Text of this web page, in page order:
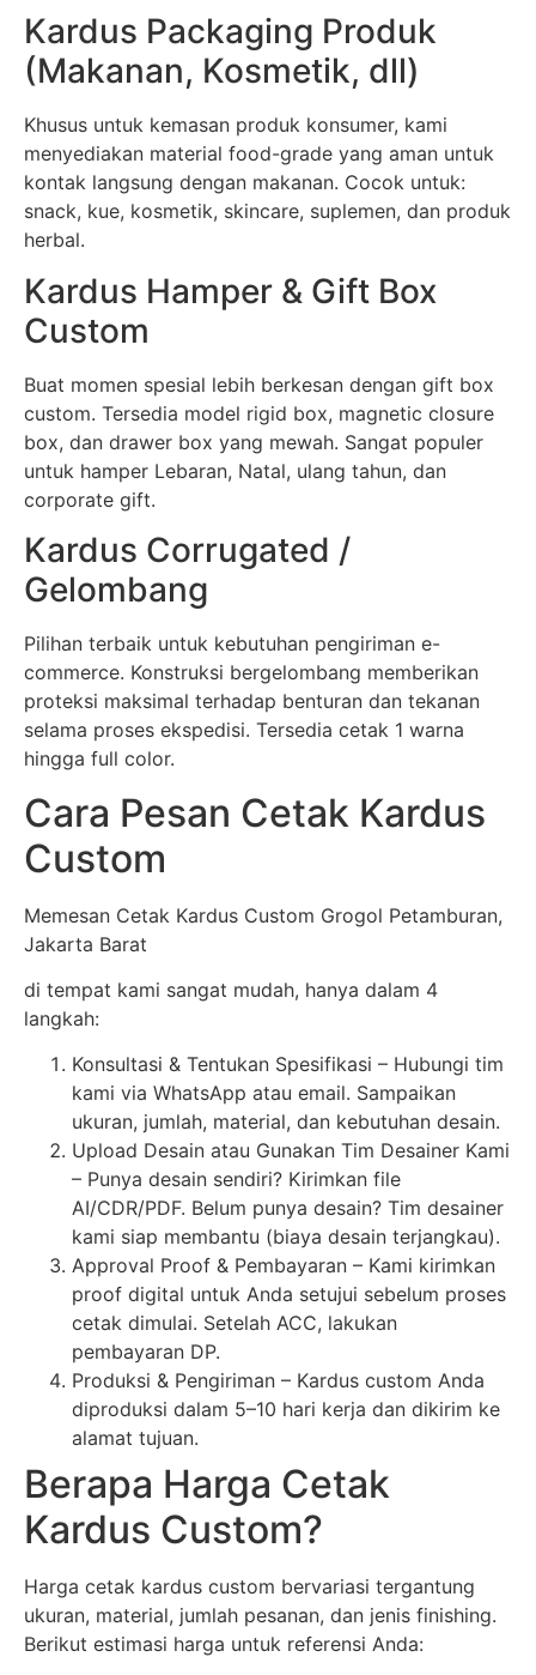
Kardus Packaging Produk
(Makanan, Kosmetik, dll)
Khusus untuk kemasan produk konsumer, kami
menyediakan material food-grade yang aman untuk
kontak langsung dengan makanan. Cocok untuk:
snack, kue, kosmetik, skincare, suplemen, dan produk
herbal.
Kardus Hamper & Gift Box
Custom
Buat momen spesial lebih berkesan dengan gift box
custom. Tersedia model rigid box, magnetic closure
box, dan drawer box yang mewah. Sangat populer
untuk hamper Lebaran, Natal, ulang tahun, dan
corporate gift.
Kardus Corrugated /
Gelombang
Pilihan terbaik untuk kebutuhan pengiriman e-
commerce. Konstruksi bergelombang memberikan
proteksi maksimal terhadap benturan dan tekanan
selama proses ekspedisi. Tersedia cetak 1 warna
hingga full color.
Cara Pesan Cetak Kardus
Custom
Memesan Cetak Kardus Custom Grogol Petamburan,
Jakarta Barat
di tempat kami sangat mudah, hanya dalam 4
langkah:
Konsultasi & Tentukan Spesifikasi – Hubungi tim
kami via WhatsApp atau email. Sampaikan
ukuran, jumlah, material, dan kebutuhan desain.
Upload Desain atau Gunakan Tim Desainer Kami
– Punya desain sendiri? Kirimkan file
AI/CDR/PDF. Belum punya desain? Tim desainer
kami siap membantu (biaya desain terjangkau).
Approval Proof & Pembayaran – Kami kirimkan
proof digital untuk Anda setujui sebelum proses
cetak dimulai. Setelah ACC, lakukan
pembayaran DP.
Produksi & Pengiriman – Kardus custom Anda
diproduksi dalam 5–10 hari kerja dan dikirim ke
alamat tujuan.
Berapa Harga Cetak
Kardus Custom?
Harga cetak kardus custom bervariasi tergantung
ukuran, material, jumlah pesanan, dan jenis finishing.
Berikut estimasi harga untuk referensi Anda: